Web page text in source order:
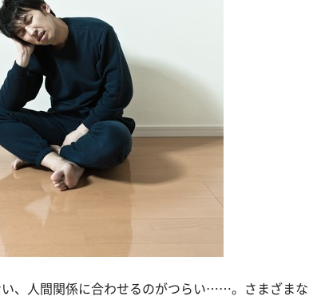
い、人間関係に合わせるのがつらい……。さまざまな